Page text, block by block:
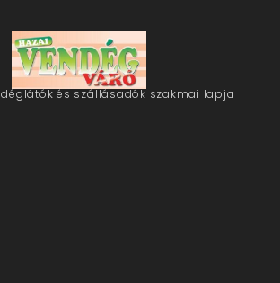
és szállásadók szakmai lapja